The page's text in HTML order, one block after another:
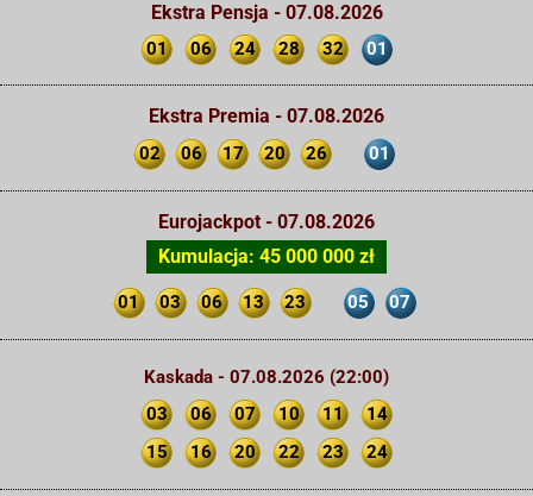
Ekstra Pensja - 07.08.2026
01 06 24 28 32 01
Ekstra Premia - 07.08.2026
02 06 17 20 26 01
Eurojackpot - 07.08.2026
Kumulacja: 45 000 000 zł
01 03 06 13 23 05 07
Kaskada - 07.08.2026 (22:00)
03
06 07 10 11
14
15
16 20 22 23 24